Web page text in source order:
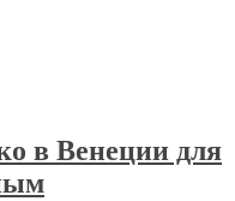
в Венеции для